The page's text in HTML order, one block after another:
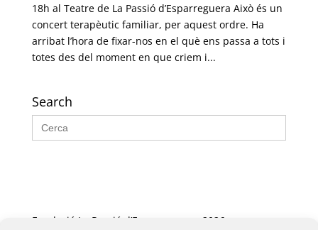
18h al Teatre de La Passió d’Esparreguera Això és un
concert terapèutic familiar, per aquest ordre. Ha
arribat l’hora de fixar-nos en el què ens passa a tots i
totes des del moment en que criem i...
Search
Search
for:
Fundació La Passió d’Esparreguera, 2026